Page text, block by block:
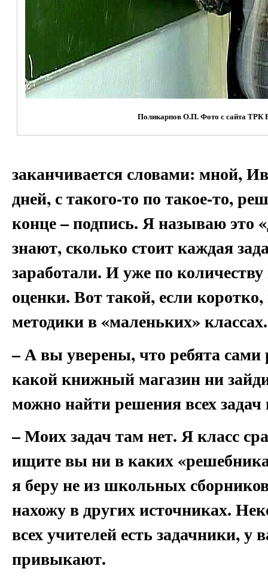
Поликарпов О.П. Фото с сайта ТРК
заканчивается словами: мной,
дней, с такого-то по такое-то,
конце – подпись. Я называю это
знают, сколько стоит каждая
заработали. И уже по
оценки. Вот такой, если
методики в «маленьких» классах.
– А вы уверены, что ребята
какой книжный магазин ни
можно найти решения всех
– Моих задач там нет. Я класс
ищите вы ни в каких
я беру не из школьных
нахожу в других источниках.
всех учителей есть задачники,
привыкают.